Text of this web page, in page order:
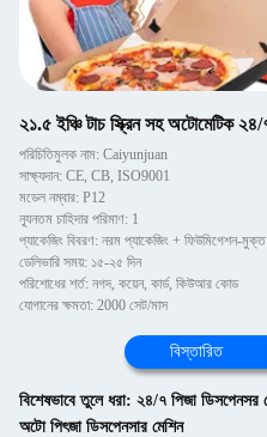
২১.৫ ইঞ্চি টাচ স্ক্রিন সহ অটোমেটিক ২৪/
পরিচিতিমুলক নাম: Caiyunjuan
সাক্ষ্যদান: CE, CB, ISO9001
মডেল নম্বার: P12
ন্যূনতম চাহিদার পরিমাণ: 1
প্যাকেজিং বিবরণ: নরম প্যাকেজিং + ফিউমিগেশন-মুক্ত
ডেলিভারি সময়: ১৫-২৫ দিন
পরিশোধের শর্ত: নগদ, কয়েন, কার্ড, কিউআর কোড
যোগানের ক্ষমতা: 2000 সেট/মাস
বিস্তারিত
বিশেষভাবে তুলে ধরা: ২৪/৭ পিজা ডিসপেনসর
অটো পিৎজা ডিসপেনসার মেশিন